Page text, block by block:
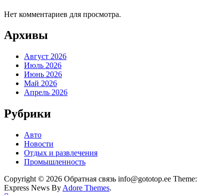
Нет комментариев для просмотра.
Архивы
Август 2026
Июль 2026
Июнь 2026
Май 2026
Апрель 2026
Рубрики
Авто
Новости
Отдых и развлечения
Промышленность
Copyright © 2026 Обратная связь info@gototop.ee Theme:
Express News By Adore Themes.